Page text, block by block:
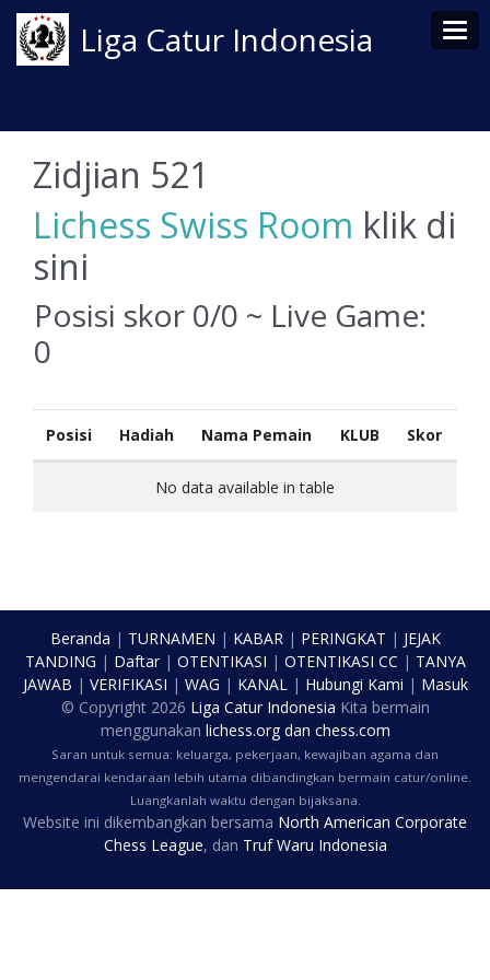
Liga Catur Indonesia
Zidjian 521
Lichess Swiss Room klik di
sini
Posisi skor 0/0 ~ Live Game:
0
Posisi Hadiah Nama Pemain KLUB Skor
No data available in table
Beranda | TURNAMEN | KABAR| PERINGKAT | JEJAK
TANDING | Daftar| OTENTIKASI | OTENTIKASI CC | TANYA
JAWAB | VERIFIKASI | WAG | KANAL| Hubungi Kami | Masuk
© Copyright 2026 Liga Catur Indonesia Kita bermain
menggunakan lichess.orgdan chess.com
Saran untuk semua: keluarga, pekerjaan, kewajiban agama dan
mengendarai kendaraan lebih utama dibandingkan bermain catur/online.
Luangkanlah waktu dengan bijaksana.
Website ini dikembangkan bersama North American Corporate
Chess League, dan Truf Waru Indonesia